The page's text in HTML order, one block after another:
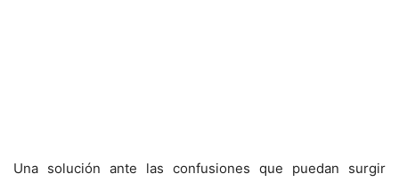
Una solución ante las confusiones que puedan surgir